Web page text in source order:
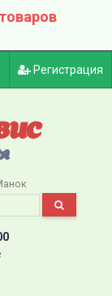
Регистрация